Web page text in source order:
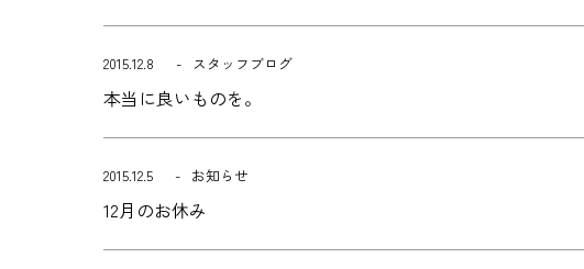
2015.12.8 スタッフブログ
本当に良いものを。
2015.12.5 お知らせ
12月のお休み